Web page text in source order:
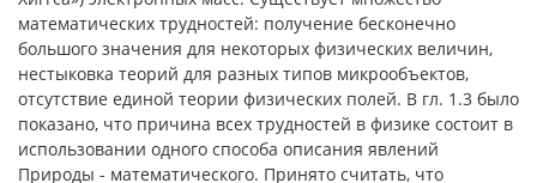
математических трудностей: получение бесконечно
большого значения для некоторых физических величин,
нестыковка теорий для разных типов микрообъектов,
отсутствие единой теории физических полей. В гл. 1.3 было
показано, что причина всех трудностей в физике состоит в
использовании одного способа описания явлений
Природы - математического. Принято считать, что